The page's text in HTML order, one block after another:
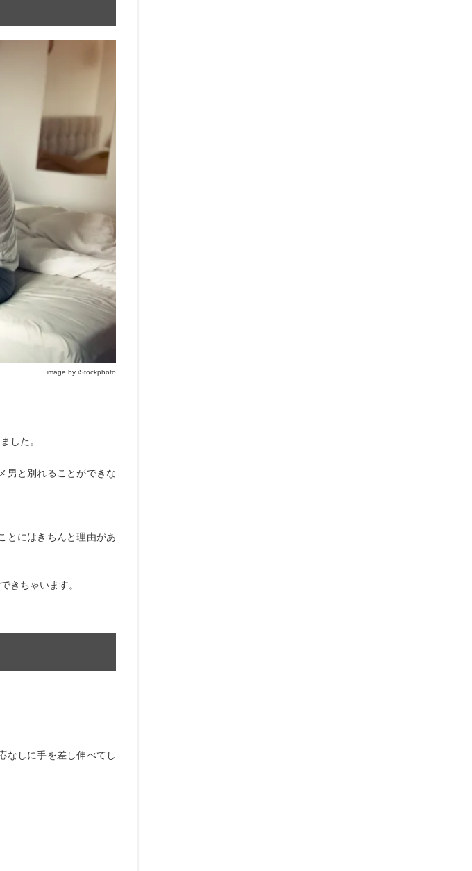
image by iStockphoto
した。
男と別れることができな
とにはきちんと理由があ
きちゃいます。
なしに手を差し伸べてし